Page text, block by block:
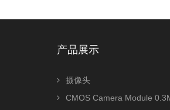
产品展示
摄像头
CMOS Camera Module